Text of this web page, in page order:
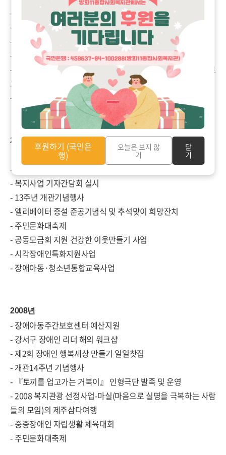
- 활짝웃는 연합봉사대 발족식(지역의 30개 단체 참여)
- 뉴패러다임 복지관(직원) 학습체계구축 컨설팅
- 『소명UP!』프로젝트
- 서울시 사회복지 공동모금회 지원사업 선정
- 장애인의 스포츠활동 봉사를 매개로한 지역사회연계 통합프로
그램「건강한 이웃만들기」
- 지역주민과 함께하는 제1회 장애인문화대축제 실시
2007년
- 제1회 장애인 행복세상 만들기 일일찻집
- 복지사업 기자간담회 실시
- 13주년 개관기념행사
- 엘리베이터 증설 준공기념식 및 추석맞이 희망잔치
- 주민문화대축제
- 공동모금회 지원 건강한 이웃만들기 사업
- 시각장애인특화지원사업
- 장애아동·청소년통합교육사업
2008년
- 장애아동주간보호센터 예산지원
- 강서구 장애인 리더 해외 워크샵
- 제2회 장애인 행복세상 만들기 일일찻집
- 개관14주년 기념행사
- 『토끼를 업고가는 거북이』 인형극단 발족 및 운영
- 2008 복지관광 선정사업-마실(마음으로 실명을 극복하는 사람
들의 모임)의 제주삼다여행
- 중증장애인 자립생활 체육대회
- 주민문화대축제
후원하기 (국민은
행)
오늘은 보지 않
기
닫
기